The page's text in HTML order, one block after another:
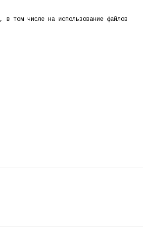
, в том числе на использование файлов